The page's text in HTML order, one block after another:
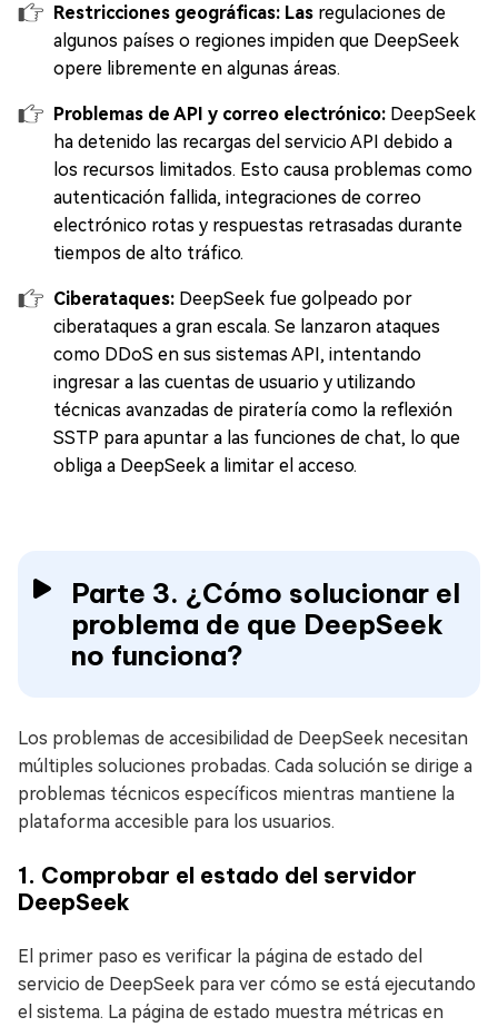
Restricciones geográficas: Las regulaciones de
algunos países o regiones impiden que DeepSeek
opere libremente en algunas áreas.
Problemas de API y correo electrónico: DeepSeek
ha detenido las recargas del servicio API debido a
los recursos limitados. Esto causa problemas como
autenticación fallida, integraciones de correo
electrónico rotas y respuestas retrasadas durante
tiempos de alto tráfico.
Ciberataques: DeepSeek fue golpeado por
ciberataques a gran escala. Se lanzaron ataques
como DDoS en sus sistemas API, intentando
ingresar a las cuentas de usuario y utilizando
técnicas avanzadas de piratería como la reflexión
SSTP para apuntar a las funciones de chat, lo que
obliga a DeepSeek a limitar el acceso.
Parte 3. ¿Cómo solucionar el
problema de que DeepSeek
no funciona?
Los problemas de accesibilidad de DeepSeek necesitan
múltiples soluciones probadas. Cada solución se dirige a
problemas técnicos específicos mientras mantiene la
plataforma accesible para los usuarios.
1. Comprobar el estado del servidor
DeepSeek
El primer paso es verificar la página de estado del
servicio de DeepSeek para ver cómo se está ejecutando
el sistema. La página de estado muestra métricas en